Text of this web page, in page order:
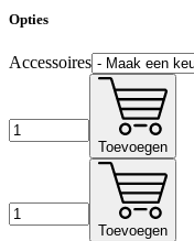
Opties
Accessoires
Toevoegen
Toevoegen